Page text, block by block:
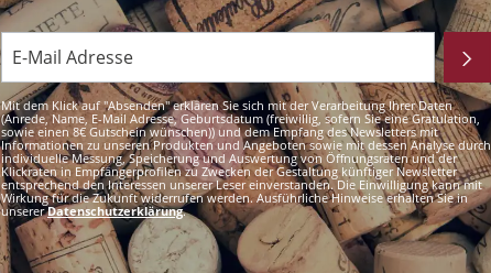
Mit dem Klick auf "Absenden" erklären Sie sich mit der Verarbeitung Ihrer Daten
(Anrede, Name, E-Mail Adresse, Geburtsdatum (freiwillig, sofern Sie eine Gratulation,
sowie einen 8€ Gutschein wünschen)) und dem Empfang des Newsletters mit
Informationen zu unseren Produkten und Angeboten sowie mit dessen Analyse durch
individuelle Messung, Speicherung und Auswertung von Öffnungsraten und der
Klickraten in Empfängerprofilen zu Zwecken der Gestaltung künftiger Newsletter
entsprechend den Interessen unserer Leser einverstanden. Die Einwilligung kann mit
Wirkung für die Zukunft widerrufen werden. Ausführliche Hinweise erhalten Sie in
unsererDatenschutzerklärung.